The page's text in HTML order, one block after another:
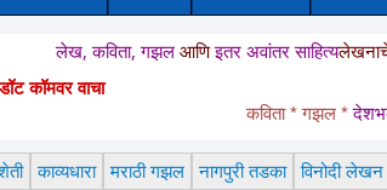
कविता, गझलआणिइतर अवांतर साहित्यलेखनाचे©
कॉमवर वाचा
कविता * गझल *
काव्यधारा मराठी गझल नागपुरी तडका विनोदी लेखन